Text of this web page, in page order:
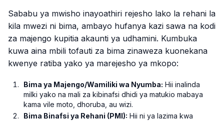
Sababu ya mwisho inayoathiri rejesho lako la rehani la
kila mwezi ni bima, ambayo hufanya kazi sawa na kodi
za majengo kupitia akaunti ya udhamini. Kumbuka
kuwa aina mbili tofauti za bima zinaweza kuonekana
kwenye ratiba yako ya marejesho ya mkopo:
Bima ya Majengo/Wamiliki wa Nyumba: Hii inalinda
milki yako na mali za kibinafsi dhidi ya matukio mabaya
kama vile moto, dhoruba, au wizi.
Bima Binafsi ya Rehani (PMI): Hii ni ya lazima kwa